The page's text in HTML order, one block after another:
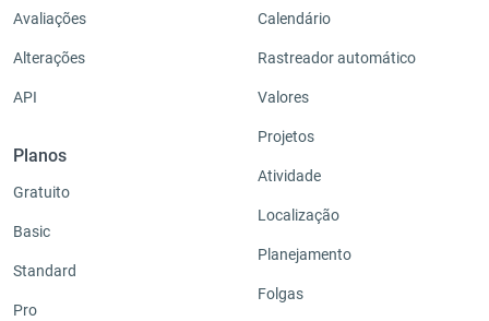
Avaliações
Alterações
API
Planos
Gratuito
Basic
Standard
Pro
Calendário
Rastreador automático
Valores
Projetos
Atividade
Localização
Planejamento
Folgas